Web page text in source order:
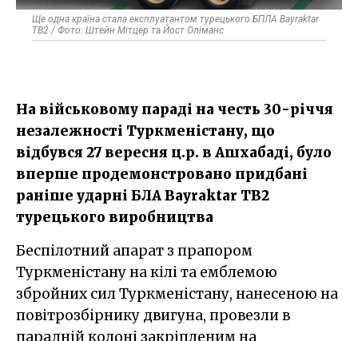
Ще одна країна стала експлуатантом турецького БПЛА Bayraktar
TB2 / Фото: Штейн Мітцер та Йост Оліманс
На військовому параді на честь 30-річчя
незалежності Туркменістану, що
відбувся 27 вересня ц.р. в Ашхабаді, було
вперше продемонстровано придбані
раніше ударні БЛА Bayraktar TB2
турецького виробництва
Беспілотний апарат з прапором
Туркменістану на кілі та емблемою
збройних сил Туркменістану, нанесеною на
повітрозбірнику двигуна, провезли в
парадній колоні закріпленим на